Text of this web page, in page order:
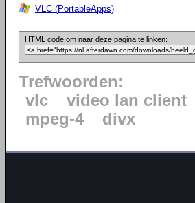
VLC (PortableApps)
HTML code om naar deze pagina te linken:
Trefwoorden:
vlc
video lan client
mpeg-4
divx